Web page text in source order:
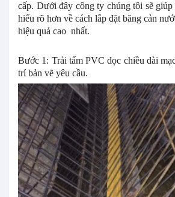
cấp. Dưới đây công ty chúng tôi sẽ
hiểu rõ hơn về cách lắp đặt băng cản
hiệu quả cao nhất.
Bước 1: Trải tấm PVC dọc chiều dài
trí bản vẽ yêu cầu.